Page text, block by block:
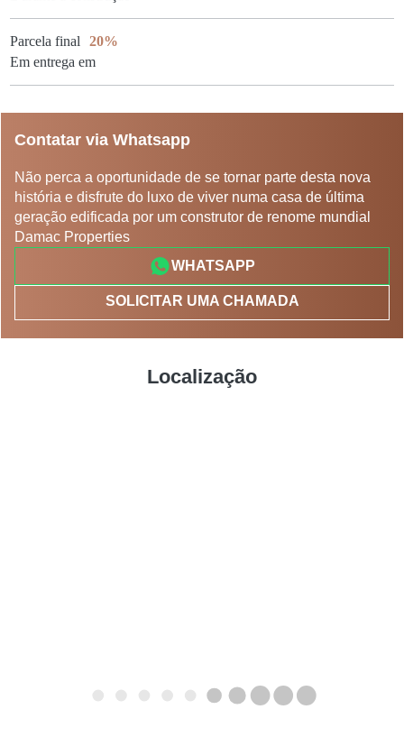
Parcela final
20%
Em entrega em
Contatar via Whatsapp
Não perca a oportunidade de se tornar parte desta nova
história e disfrute do luxo de viver numa casa de última
geração edificada por um construtor de renome mundial
Damac Properties
WHATSAPP
SOLICITAR UMA CHAMADA
Localização